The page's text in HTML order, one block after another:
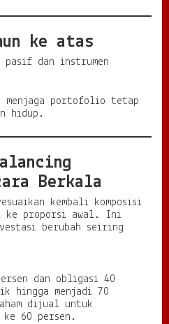
ke atas
pasif dan instrumen
menjaga portofolio tetap
hidup.
Berkala
kembali komposisi
ke proporsi awal. Ini
berubah seiring
dan obligasi 40
hingga menjadi 70
dijual untuk
ke 60 persen.